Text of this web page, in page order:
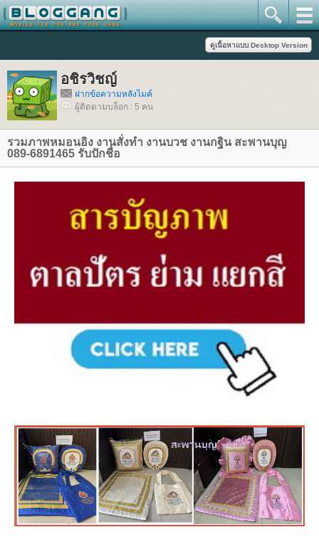
อชิรวิชญ์
ฝากข้อความหลังไมค์
ผู้ติดตามบล็อก : 5 คน
รวมภาพหมอนอิง งานสั่งทำ งานบวช งานกฐิน สะพานบุญ
089-6891465 รับปักชื่อ